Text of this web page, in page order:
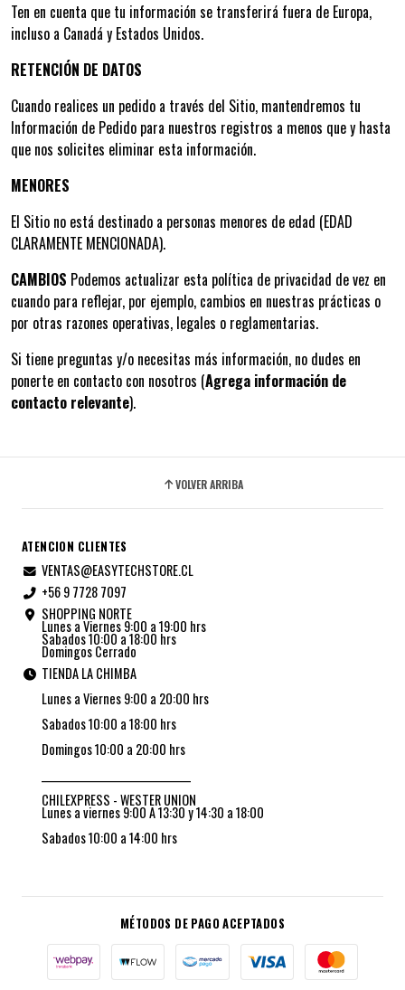
Ten en cuenta que tu información se transferirá fuera de Europa,
incluso a Canadá y Estados Unidos.
RETENCIÓN DE DATOS
Cuando realices un pedido a través del Sitio, mantendremos tu
Información de Pedido para nuestros registros a menos que y hasta
que nos solicites eliminar esta información.
MENORES
El Sitio no está destinado a personas menores de edad (EDAD
CLARAMENTE MENCIONADA).
CAMBIOS Podemos actualizar esta política de privacidad de vez en
cuando para reflejar, por ejemplo, cambios en nuestras prácticas o
por otras razones operativas, legales o reglamentarias.
Si tiene preguntas y/o necesitas más información, no dudes en
ponerte en contacto con nosotros (Agrega información de
contacto relevante).
VOLVER ARRIBA
ATENCION CLIENTES
VENTAS@EASYTECHSTORE.CL
+56 9 7728 7097
SHOPPING NORTE
Lunes a Viernes 9:00 a 19:00 hrs
Sabados 10:00 a 18:00 hrs
Domingos Cerrado
TIENDA LA CHIMBA
Lunes a Viernes 9:00 a 20:00 hrs
Sabados 10:00 a 18:00 hrs
Domingos 10:00 a 20:00 hrs
CHILEXPRESS - WESTER UNION
Lunes a viernes 9:00 A 13:30 y 14:30 a 18:00
Sabados 10:00 a 14:00 hrs
MÉTODOS DE PAGO ACEPTADOS